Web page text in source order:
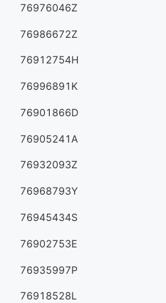
76976046Z
76986672Z
76912754H
76996891K
76901866D
76905241A
76932093Z
76968793Y
76945434S
76902753E
76935997P
76918528L